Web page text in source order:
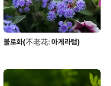
불로화(不老花: 아게라텀)